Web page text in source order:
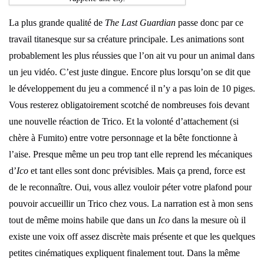
La plus grande qualité de The Last Guardian passe donc par ce
travail titanesque sur sa créature principale. Les animations sont
probablement les plus réussies que l’on ait vu pour un animal dans
un jeu vidéo. C’est juste dingue. Encore plus lorsqu’on se dit que
le développement du jeu a commencé il n’y a pas loin de 10 piges.
Vous resterez obligatoirement scotché de nombreuses fois devant
une nouvelle réaction de Trico. Et la volonté d’attachement (si
chère à Fumito) entre votre personnage et la bête fonctionne à
l’aise. Presque même un peu trop tant elle reprend les mécaniques
d’Ico et tant elles sont donc prévisibles. Mais ça prend, force est
de le reconnaître. Oui, vous allez vouloir péter votre plafond pour
pouvoir accueillir un Trico chez vous. La narration est à mon sens
tout de même moins habile que dans un Ico dans la mesure où il
existe une voix off assez discrète mais présente et que les quelques
petites cinématiques expliquent finalement tout. Dans la même